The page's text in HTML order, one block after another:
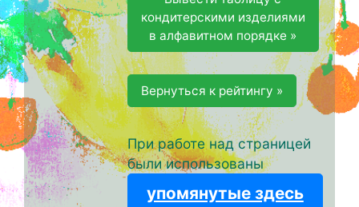
кондитерскими изделиями
в алфавитном порядке »
Вернуться к рейтингу »
При работе над страницей
были использованы
упомянутые здесь